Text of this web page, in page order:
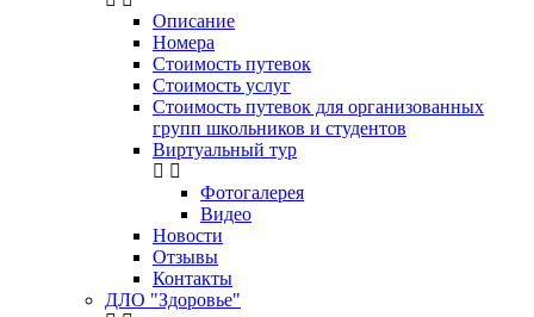
Описание
Номера
Стоимость путевок
Стоимость услуг
Стоимость путевок для организованных
групп школьников и студентов
Виртуальный тур
Фотогалерея
Видео
Новости
Отзывы
Контакты
ДЛО "Здоровье"